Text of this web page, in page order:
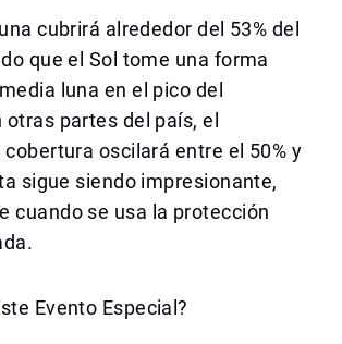
cubrirá alrededor del 53% del
que el Sol tome una forma
luna en el pico del
partes del país, el
oscilará entre el 50% y
sigue siendo impresionante,
cuando se usa la protección
Evento Especial?